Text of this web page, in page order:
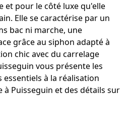
pour le côté luxe qu'elle
Elle se caractérise par un
bac ni marche, une
grâce au siphon adapté à
chic avec du carrelage
vous présente les
à la réalisation
Puisseguin et des détails sur